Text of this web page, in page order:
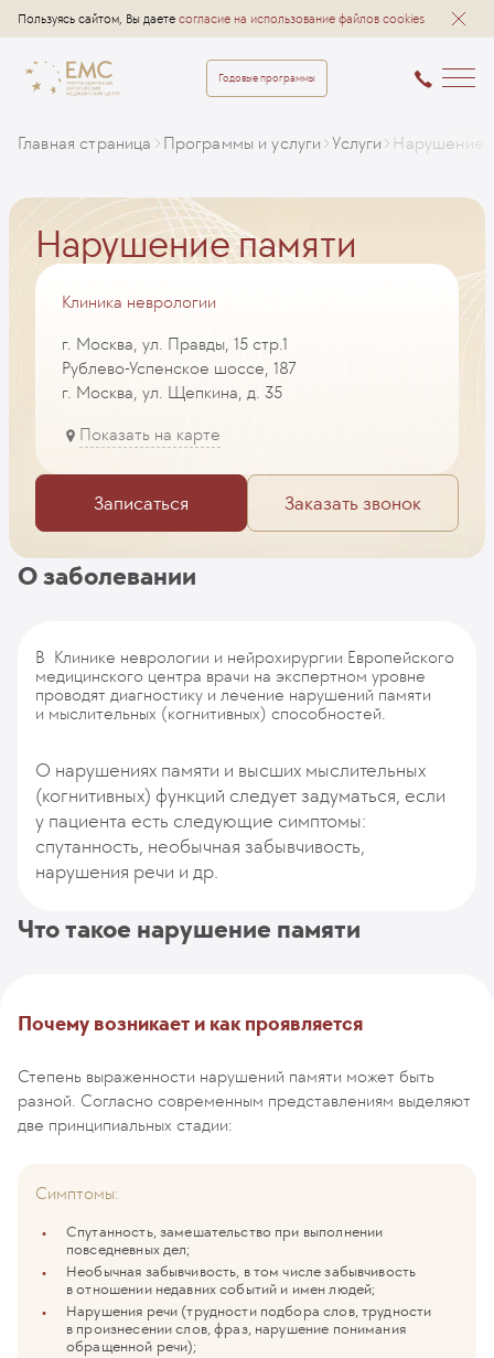
Пользуясь сайтом, Вы даете согласие на использование файлов cookies
Годовые программы
Главная страница Программы и услуги Услуги Нарушение
Нарушение памяти
Клиника неврологии
г. Москва, ул. Правды, 15 стр.1
Рублево-Успенское шоссе, 187
г. Москва, ул. Щепкина, д. 35
Показать на карте
Записаться Заказать звонок
О заболевании
В Клинике неврологии и нейрохирургии Европейского
медицинского центра врачи на экспертном уровне
проводят диагностику и лечение нарушений памяти
и мыслительных (когнитивных) способностей.
О нарушениях памяти и высших мыслительных
(когнитивных) функций следует задуматься, если
у пациента есть следующие симптомы:
спутанность, необычная забывчивость,
нарушения речи и др.
Что такое нарушение памяти
Почему возникает и как проявляется
Степень выраженности нарушений памяти может быть
разной. Согласно современным представлениям выделяют
две принципиальных стадии:
Cимптомы:
Спутанность, замешательство при выполнении
повседневных дел;
Необычная забывчивость, в том числе забывчивость
в отношении недавних событий и имен людей;
Нарушения речи (трудности подбора слов, трудности
в произнесении слов, фраз, нарушение понимания
обращенной речи);